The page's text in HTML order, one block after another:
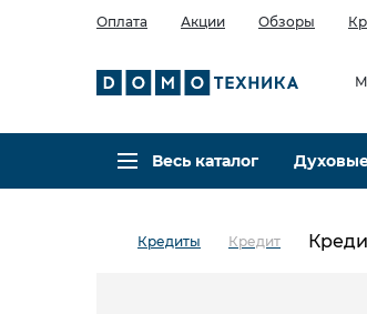
Оплата Акции Обзоры
Весь каталог
Кредиты Кредит